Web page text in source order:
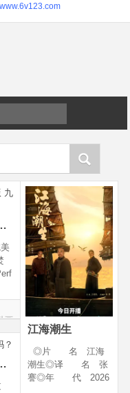
九劫焚天
画
江海潮生
◎片 名 江海
潮生◎译 名 张
謇◎年 代 2026
憾吗？